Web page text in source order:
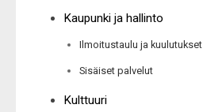
Kaupunki ja hallinto
Ilmoitustaulu ja kuulutukset
Sisäiset palvelut
Kulttuuri